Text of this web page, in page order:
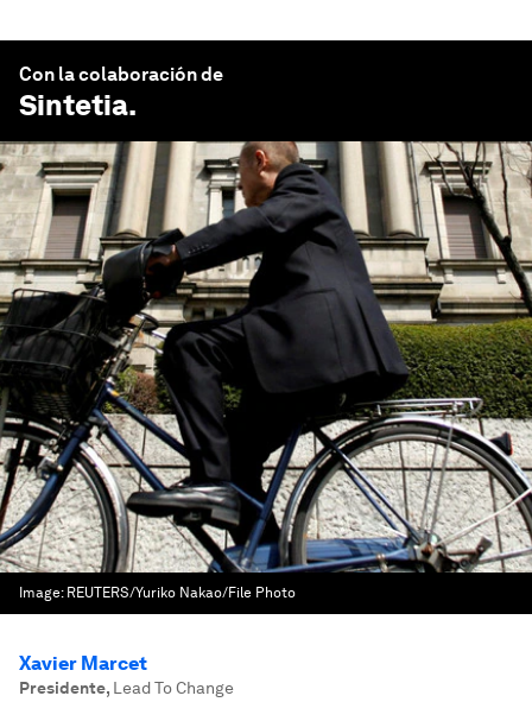
Con la colaboración de
Sintetia.
Image: REUTERS/Yuriko Nakao/File Photo
Xavier Marcet
Presidente, Lead To Change